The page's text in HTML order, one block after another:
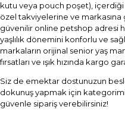
kutu veya pouch poşet),
özel takviyelerine ve
güvenilir online petshop adresi
yaşlılık dönemini konforlu ve
markaların orijinal senior yaş
fırsatları ve ışık hızında kargo
Siz de emektar dostunuzun
dokunuş yapmak için
güvenle sipariş verebilirsiniz!